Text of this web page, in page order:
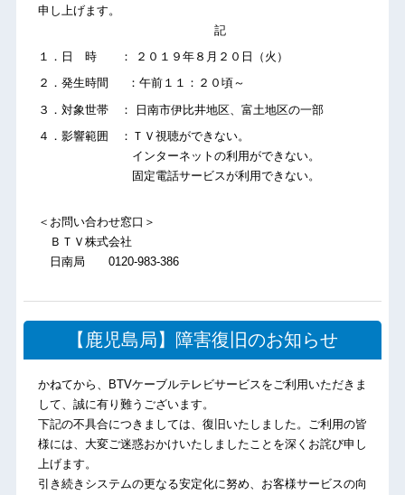
申し上げます。
記
１．日 時 ： ２０１９年８月２０日（火）
２．発生時間 ：午前１１：２０頃～
３．対象世帯 ： 日南市伊比井地区、富土地区の一部
４．影響範囲 ：ＴＶ視聴ができない。
インターネットの利用ができない。
固定電話サービスが利用できない。
＜お問い合わせ窓口＞
ＢＴＶ株式会社
日南局 0120-983-386
【鹿児島局】障害復旧のお知らせ
かねてから、BTVケーブルテレビサービスをご利用いただきま
して、誠に有り難うございます。
下記の不具合につきましては、復旧いたしました。ご利用の皆
様には、大変ご迷惑おかけいたしましたことを深くお詫び申し
上げます。
引き続きシステムの更なる安定化に努め、お客様サービスの向